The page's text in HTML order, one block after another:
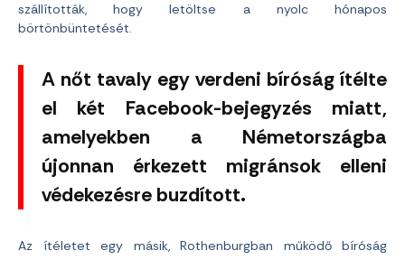
szállították, hogy letöltse a nyolc hónapos
börtönbüntetését.
A nőt tavaly egy verdeni bíróság ítélte
el két Facebook-bejegyzés miatt,
amelyekben a Németországba
újonnan érkezett migránsok elleni
védekezésre buzdított.
Az ítéletet egy másik, Rothenburgban működő bíróság